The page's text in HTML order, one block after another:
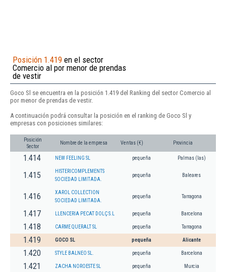
Posición 1.419 en el sector
Comercio al por menor de prendas
de vestir
Goco Sl se encuentra en la posición 1.419 del Ranking del sector Comercio al
por menor de prendas de vestir.
A continuación podrá consultar la posición en el ranking de Goco Sl y
empresas con posiciones similares:
Posición
Sector
Nombre de la empresa Ventas (€) Provincia
1.414 NEW FEELING SL pequeña Palmas (las)
1.415
HISTERICOMPLEMENTS
SOCIEDAD LIMITADA.
pequeña Baleares
1.416
XAROL COLLECTION
SOCIEDAD LIMITADA.
pequeña Tarragona
1.417 LLENCERIA PECAT DOLÇ S.L pequeña Barcelona
1.418 CARME QUERALT SL pequeña Tarragona
1.419 GOCO SL pequeña Alicante
1.420 STYLE BALNEO SL. pequeña Barcelona
1.421 ZACHA NOROESTE SL pequeña Murcia